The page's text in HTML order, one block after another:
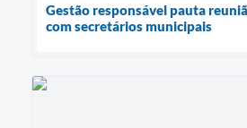
Gestão responsável pauta
com secretários municipais